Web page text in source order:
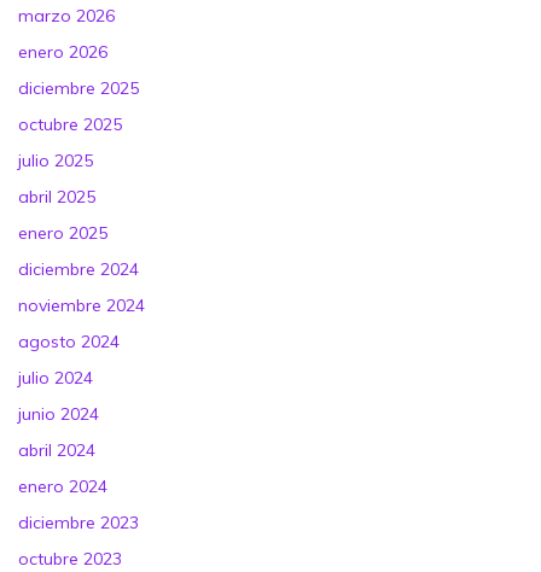
marzo 2026
enero 2026
diciembre 2025
octubre 2025
julio 2025
abril 2025
enero 2025
diciembre 2024
noviembre 2024
agosto 2024
julio 2024
junio 2024
abril 2024
enero 2024
diciembre 2023
octubre 2023